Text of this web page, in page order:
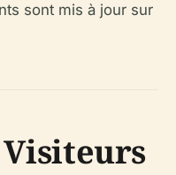
sont mis à jour sur